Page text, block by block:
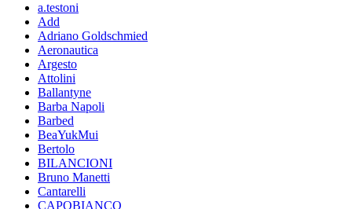
a.testoni
Add
Adriano Goldschmied
Aeronautica
Argesto
Attolini
Ballantyne
Barba Napoli
Barbed
BeaYukMui
Bertolo
BILANCIONI
Bruno Manetti
Cantarelli
CAPOBIANCO